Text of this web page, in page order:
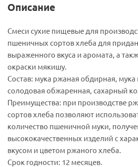
Описание
Смеси сухие пищевые для
пшеничных сортов хлеба для
выраженного вкуса и аромата, а
окраски мякишу.
Состав: мука ржаная обдирная,
солодовая обжаренная, сахарный
Преимущества: при производстве
сортов хлеба позволяют
количество пшеничной муки,
высококачественных изделий с
вкусом и цветом ржаного хлеба.
Срок годности: 12 месяцев.